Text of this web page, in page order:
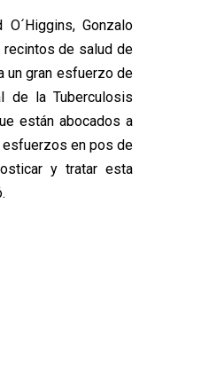
Gonzalo
de salud de
un gran esfuerzo de
de la Tuberculosis
están abocados a
esfuerzos en pos de
y tratar esta